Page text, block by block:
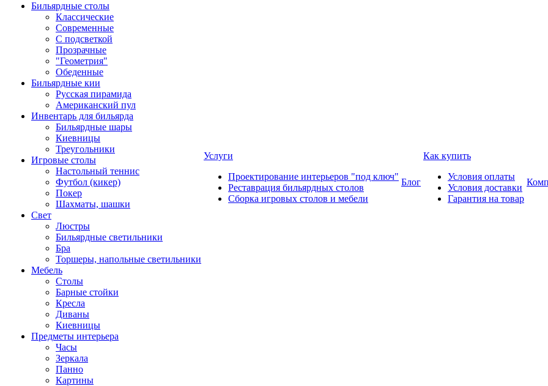
Бильярдные столы
Классические
Современные
С подсветкой
Прозрачные
"Геометрия"
Обеденные
Бильярдные кии
Русская пирамида
Американский пул
Инвентарь для бильярда
Бильярдные шары
Киевницы
Треугольники
Игровые столы
Настольный теннис
Футбол (кикер)
Покер
Шахматы, шашки
Свет
Люстры
Бильярдные светильники
Бра
Торшеры, напольные светильники
Мебель
Столы
Барные стойки
Кресла
Диваны
Киевницы
Предметы интерьера
Часы
Зеркала
Панно
Картины
Услуги
Проектирование интерьеров "под ключ"
Реставрация бильярдных столов
Сборка игровых столов и мебели
Блог
Как купить
Условия оплаты
Условия доставки
Гарантия на товар